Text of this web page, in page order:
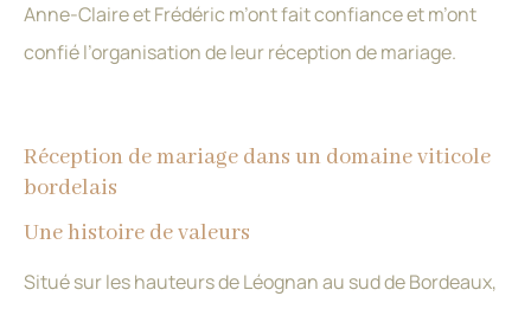
Anne-Claire et Frédéric m’ont fait confiance et m’ont
confié l’organisation de leur réception de mariage.
Réception de mariage dans un domaine viticole
bordelais
Une histoire de valeurs
Situé sur les hauteurs de Léognan au sud de Bordeaux,